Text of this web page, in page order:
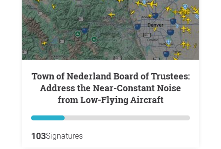
Town of Nederland Board of Trustees:
Address the Near-Constant Noise
from Low-Flying Aircraft
103Signatures